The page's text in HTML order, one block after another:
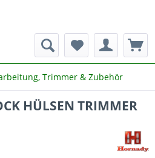
Trimmer & Zubehör
HÜLSEN TRIMMER